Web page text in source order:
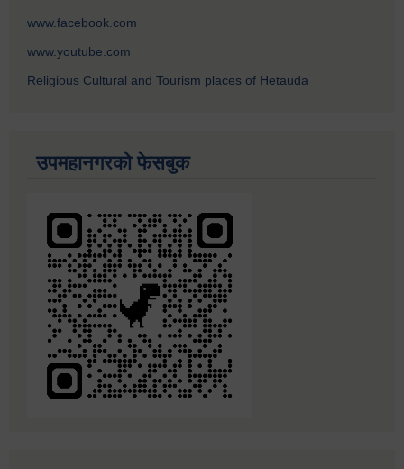
www.facebook.com
www.youtube.com
Religious Cultural and Tourism places of Hetauda
उपमहानगरको फेसबुक